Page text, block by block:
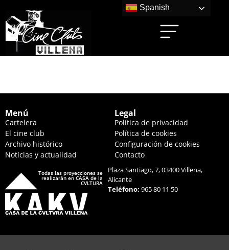
Menú
Cartelera
El cine club
Archivo histórico
Notícias y actualidad
Legal
Política de privacidad
Política de cookies
Configuración de cookies
Contacto
Todas las proyecciones se
realizarán en CASA de la
CVLTURA
Plaza Santiago, 7, 03400 Villena,
Alicante
Teléfono:965 80 11 50
Spanish